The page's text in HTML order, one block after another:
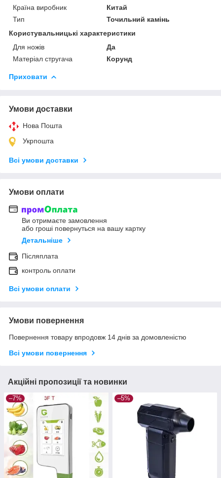
Країна виробник
Китай
Тип
Точильний камінь
Користувальницькі характеристики
Для ножів
Да
Матеріал стругача
Корунд
Приховати
Умови доставки
Нова Пошта
Укрпошта
Всі умови доставки
Умови оплати
Ви отримаєте замовлення
або гроші повернуться на вашу картку
Детальніше
Післяплата
контроль оплати
Всі умови оплати
Умови повернення
Повернення товару впродовж 14 днів за домовленістю
Всі умови повернення
Акційні пропозиції та новинки
–7% –5%